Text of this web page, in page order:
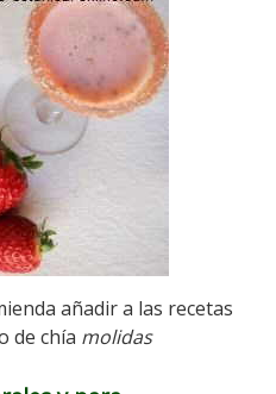
añadir a las recetas
de chía molidas